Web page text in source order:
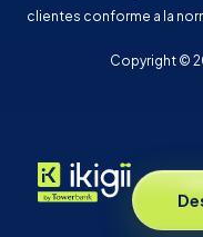
clientes conforme a la
Copyright ©